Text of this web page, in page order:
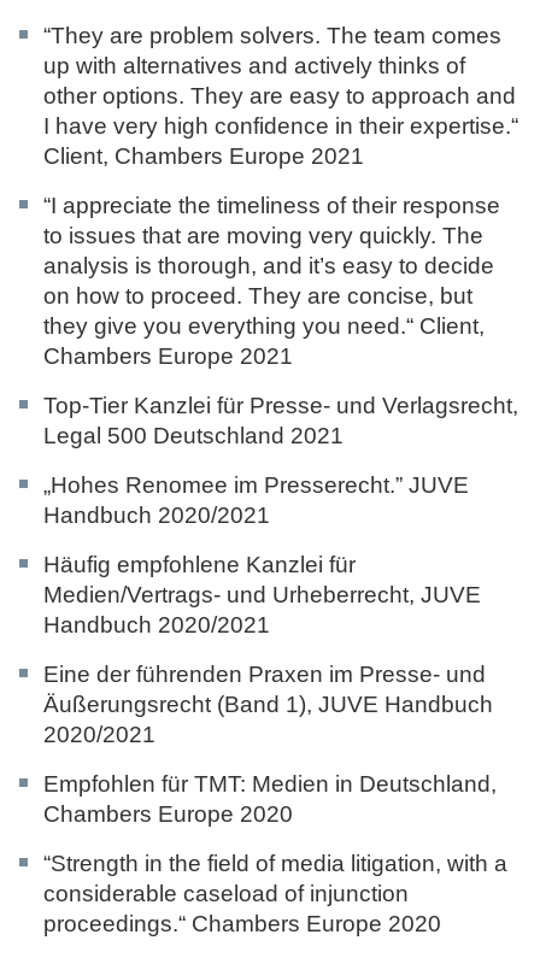
“They are problem solvers. The team comes
up with alternatives and actively thinks of
other options. They are easy to approach and
I have very high confidence in their expertise.“
Client, Chambers Europe 2021
“I appreciate the timeliness of their response
to issues that are moving very quickly. The
analysis is thorough, and it’s easy to decide
on how to proceed. They are concise, but
they give you everything you need.“ Client,
Chambers Europe 2021
Top-Tier Kanzlei für Presse- und Verlagsrecht,
Legal 500 Deutschland 2021
„Hohes Renomee im Presserecht.” JUVE
Handbuch 2020/2021
Häufig empfohlene Kanzlei für
Medien/Vertrags- und Urheberrecht, JUVE
Handbuch 2020/2021
Eine der führenden Praxen im Presse- und
Äußerungsrecht (Band 1), JUVE Handbuch
2020/2021
Empfohlen für TMT: Medien in Deutschland,
Chambers Europe 2020
“Strength in the field of media litigation, with a
considerable caseload of injunction
proceedings.“ Chambers Europe 2020